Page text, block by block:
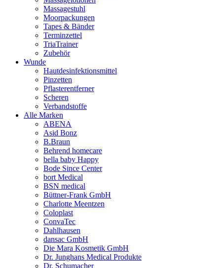
Massagestuhl
Moorpackungen
Tapes & Bänder
Terminzettel
TriaTrainer
Zubehör
Wunde
Hautdesinfektionsmittel
Pinzetten
Pflasterentferner
Scheren
Verbandstoffe
Alle Marken
ABENA
Asid Bonz
B.Braun
Behrend homecare
bella baby Happy
Bode Since Center
bort Medical
BSN medical
Büttner-Frank GmbH
Charlotte Meentzen
Coloplast
ConvaTec
Dahlhausen
dansac GmbH
Die Mara Kosmetik GmbH
Dr. Junghans Medical Produkte
Dr. Schumacher